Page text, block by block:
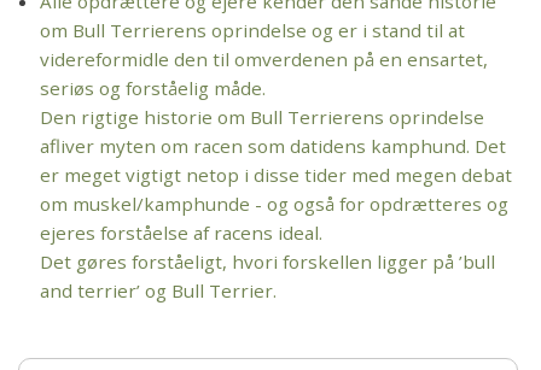
om Bull Terrierens oprindelse og er i stand til at
videreformidle den til omverdenen på en ensartet,
seriøs og forståelig måde.
Den rigtige historie om Bull Terrierens oprindelse
afliver myten om racen som datidens kamphund. Det
er meget vigtigt netop i disse tider med megen debat
om muskel/kamphunde - og også for opdrætteres og
ejeres forståelse af racens ideal.
Det gøres forståeligt, hvori forskellen ligger på ’bull
and terrier’ og Bull Terrier.